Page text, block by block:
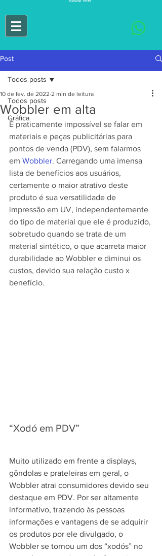
Post
Todos posts
Gráfica
Todos posts
Wobbler em alta
10 de fev. de 2022 2 min de leitura
É praticamente impossível se falar em
materiais e peças publicitárias para
pontos de venda (PDV), sem falarmos
em Wobbler. Carregando uma imensa
lista de benefícios aos usuários,
certamente o maior atrativo deste
produto é sua versatilidade de
impressão em UV, independentemente
do tipo de material que ele é produzido,
sobretudo quando se trata de um
material sintético, o que acarreta maior
durabilidade ao Wobbler e diminui os
custos, devido sua relação custo x
benefício.
“Xodó em PDV”
Muito utilizado em frente a displays,
gôndolas e prateleiras em geral, o
Wobbler atrai consumidores devido seu
destaque em PDV. Por ser altamente
informativo, trazendo às pessoas
informações e vantagens de se adquirir
os produtos por ele divulgado, o
Wobbler se tornou um dos “xodós” no